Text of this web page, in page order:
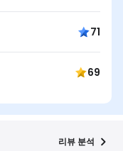
71
69
리뷰 분석